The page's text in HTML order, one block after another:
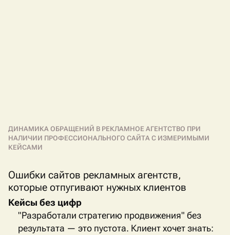
ДИНАМИКА ОБРАЩЕНИЙ В РЕКЛАМНОЕ АГЕНТСТВО ПРИ
НАЛИЧИИ ПРОФЕССИОНАЛЬНОГО САЙТА С ИЗМЕРИМЫМИ
КЕЙСАМИ
Ошибки сайтов рекламных агентств,
которые отпугивают нужных клиентов
Кейсы без цифр
"Разработали стратегию продвижения" без
результата — это пустота. Клиент хочет знать: